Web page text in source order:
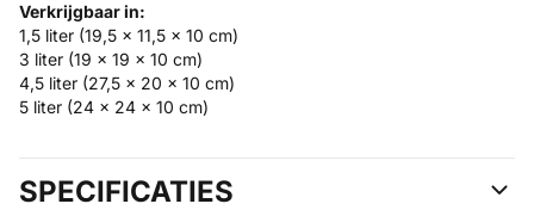
Verkrijgbaar in:
1,5 liter (19,5 x 11,5 x 10 cm)
3 liter (19 x 19 x 10 cm)
4,5 liter (27,5 x 20 x 10 cm)
5 liter (24 x 24 x 10 cm)
SPECIFICATIES